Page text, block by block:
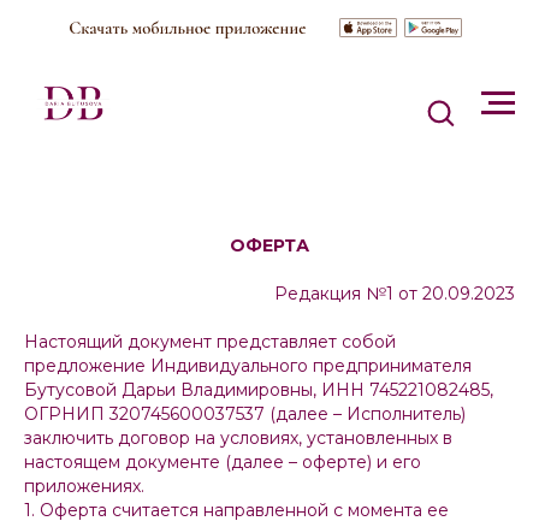
ОФЕРТА
Редакция №1 от 20.09.2023
Настоящий документ представляет собой
предложение Индивидуального предпринимателя
Бутусовой Дарьи Владимировны, ИНН 745221082485,
ОГРНИП 320745600037537 (далее – Исполнитель)
заключить договор на условиях, установленных в
настоящем документе (далее – оферте) и его
приложениях.
1. Оферта считается направленной с момента ее